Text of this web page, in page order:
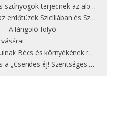
terjednek az alpesi legelőkön
Szicíliában és Szardínián
– A lángoló folyó
és környékének rendkívüli építészeti kincsei
„Csendes éj! Szentséges éj!”